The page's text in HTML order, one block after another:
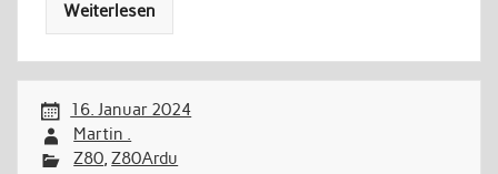
Weiterlesen
16. Januar 2024
Martin .
Z80,Z80Ardu